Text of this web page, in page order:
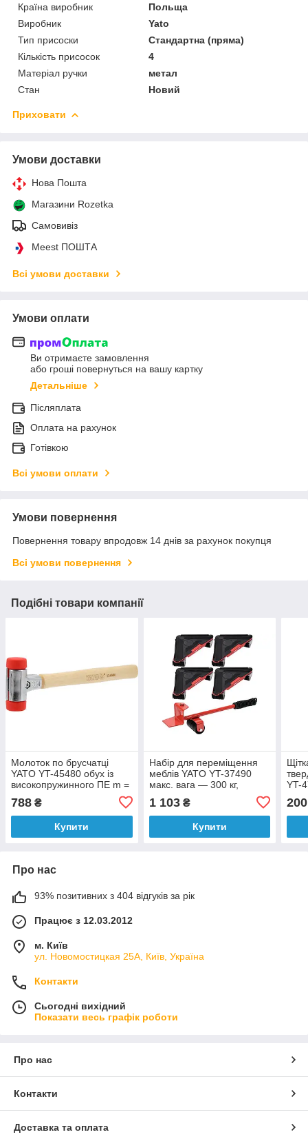
Країна виробник
Польща
Виробник
Yato
Тип присоски
Стандартна (пряма)
Кількість присосок
4
Матеріал ручки
метал
Стан
Новий
Приховати
Умови доставки
Нова Пошта
Магазини Rozetka
Самовивіз
Meest ПОШТА
Всі умови доставки
Умови оплати
Ви отримаєте замовлення
або гроші повернуться на вашу картку
Детальніше
Післяплата
Оплата на рахунок
Готівкою
Всі умови оплати
Умови повернення
Повернення товару впродовж 14 днів за рахунок покупця
Всі умови повернення
Подібні товари компанії
Молоток по брусчатці
YATO YT-45480 обух із
високопружинного ПЕ m =
мм
788 ₴
Купити
Набір для переміщення
меблів YATO YT-37490
макс. вага — 300 кг,
підставки + важіль, 5 ел.
1 103₴
Купити
YT-
200
Про нас
93% позитивних з 404 відгуків за рік
Працює з 12.03.2012
м. Київ
ул. Новомостицкая 25А, Київ, Україна
Контакти
Сьогодні вихідний
Показати весь графік роботи
Про нас
Контакти
Доставка та оплата